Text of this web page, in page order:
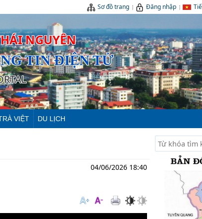
Sơ đồ trang Đăng nhập
NGUYÊN
TIN ĐIỆN TỬ
VIỆT DU LỊCH
04/06/2026 18:40